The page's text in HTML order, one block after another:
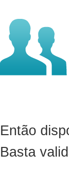
Então
Basta